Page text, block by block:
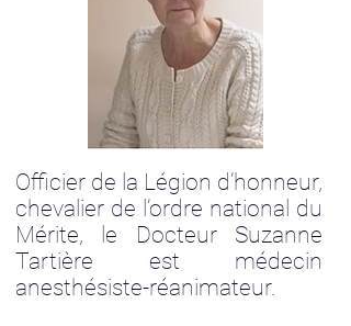
Officier de la Légion d’honneur,
chevalier de l’ordre national du
Mérite, le Docteur Suzanne
Tartière est médecin
anesthésiste-réanimateur.